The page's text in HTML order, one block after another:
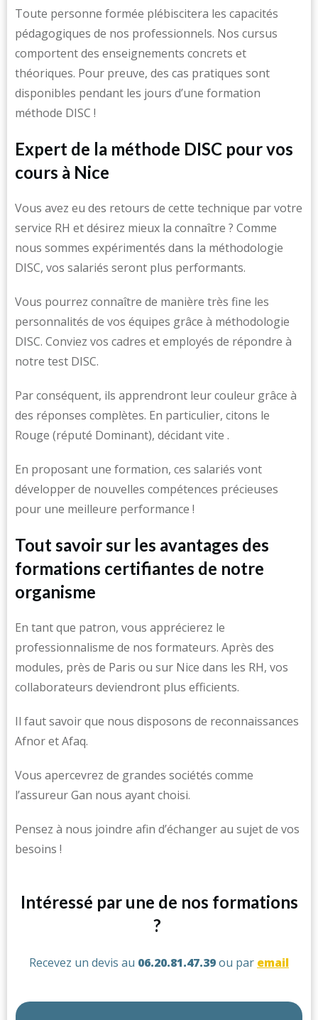
Toute personne formée plébiscitera les capacités
pédagogiques de nos professionnels. Nos cursus
comportent des enseignements concrets et
théoriques. Pour preuve, des cas pratiques sont
disponibles pendant les jours d’une formation
méthode DISC !
Expert de la méthode DISC pour vos
cours à Nice
Vous avez eu des retours de cette technique par votre
service RH et désirez mieux la connaître ? Comme
nous sommes expérimentés dans la méthodologie
DISC, vos salariés seront plus performants.
Vous pourrez connaître de manière très fine les
personnalités de vos équipes grâce à méthodologie
DISC. Conviez vos cadres et employés de répondre à
notre test DISC.
Par conséquent, ils apprendront leur couleur grâce à
des réponses complètes. En particulier, citons le
Rouge (réputé Dominant), décidant vite .
En proposant une formation, ces salariés vont
développer de nouvelles compétences précieuses
pour une meilleure performance !
Tout savoir sur les avantages des
formations certifiantes de notre
organisme
En tant que patron, vous apprécierez le
professionnalisme de nos formateurs. Après des
modules, près de Paris ou sur Nice dans les RH, vos
collaborateurs deviendront plus efficients.
Il faut savoir que nous disposons de reconnaissances
Afnor et Afaq.
Vous apercevrez de grandes sociétés comme
l’assureur Gan nous ayant choisi.
Pensez à nous joindre afin d’échanger au sujet de vos
besoins !
Intéressé par une de nos formations
?
Recevez un devis au 06.20.81.47.39ou par email